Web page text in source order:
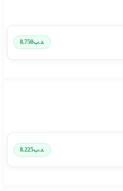
.د.ب8.750
.د.ب8.225